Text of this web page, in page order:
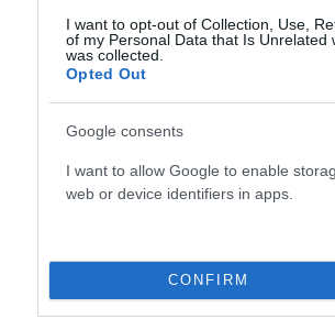
I want to opt-out of Collection, Use,
of my Personal Data that Is Unrelated
was collected.
Opted Out
Google consents
I want to allow Google to enable
web or device identifiers in apps.
CONFIRM
Η Ουκρανία νίκησε τη Γερμανία για το VNL,
σε ένα ματς που ο Ντμίτρο Γιάντσουκ
βοήθησε σημαντικά.